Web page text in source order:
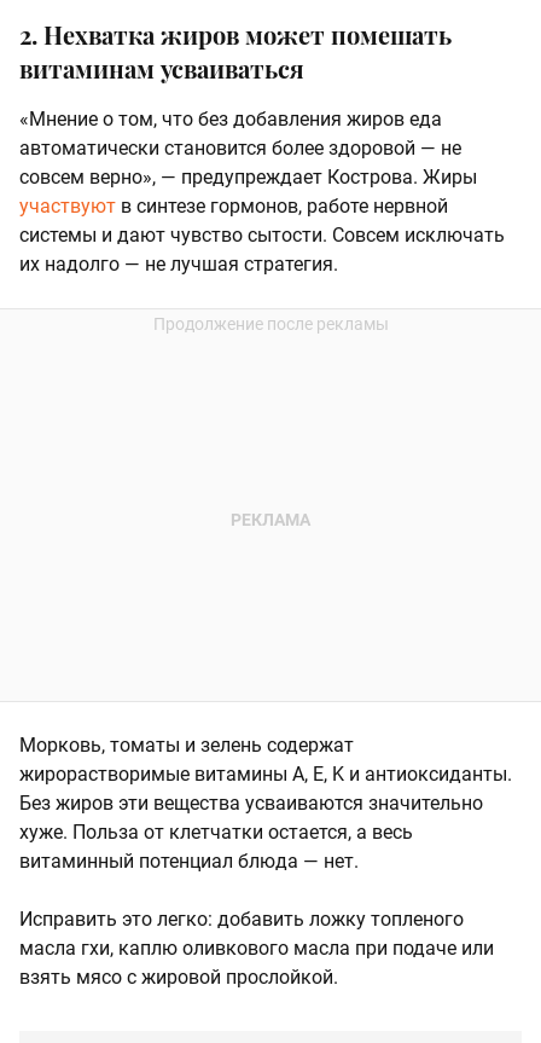
2. Нехватка жиров может помешать
витаминам усваиваться
«Мнение о том, что без добавления жиров еда
автоматически становится более здоровой — не
совсем верно», — предупреждает Кострова. Жиры
участвуют в синтезе гормонов, работе нервной
системы и дают чувство сытости. Совсем исключать
их надолго — не лучшая стратегия.
Морковь, томаты и зелень содержат
жирорастворимые витамины A, E, K и антиоксиданты.
Без жиров эти вещества усваиваются значительно
хуже. Польза от клетчатки остается, а весь
витаминный потенциал блюда — нет.
Исправить это легко: добавить ложку топленого
масла гхи, каплю оливкового масла при подаче или
взять мясо с жировой прослойкой.